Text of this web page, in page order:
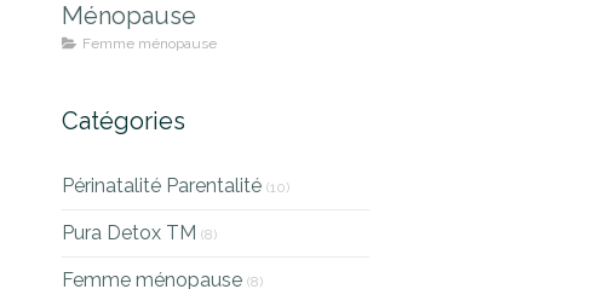
Ménopause
Femme ménopause
Catégories
Périnatalité Parentalité (10)
Pura Detox TM (8)
Femme ménopause (8)